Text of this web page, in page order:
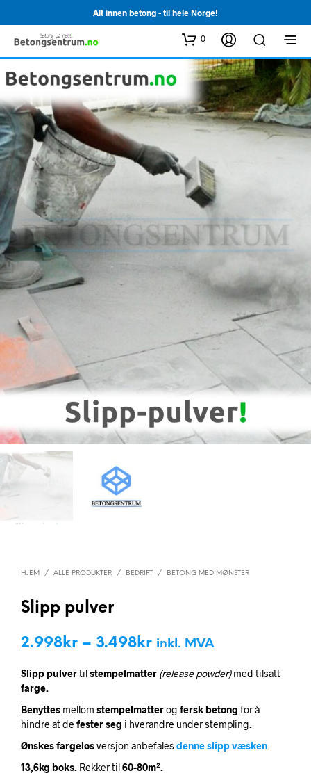
Alt innen betong - til hele Norge!
0
HJEM / ALLE PRODUKTER / BEDRIFT / BETONG MED MØNSTER
Slipp pulver
2.998kr – 3.498krPrisområde:
2.998kr
3.498kr
inkl. MVA
Slipp pulvertilstempelmatter (release powder)med tilsatt
farge.
Benyttes mellom stempelmatterog fersk betong for å
hindre at de fester seg i hverandre under stempling.
Ønskes fargeløsversjon anbefalesdenne slipp væsken.
13,6kg boks. Rekker til60-80m².